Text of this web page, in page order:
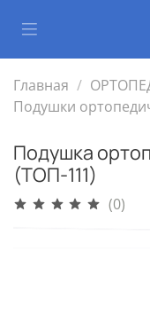
Главная
Подушки
Подушка
(ТОП-111)
(0)